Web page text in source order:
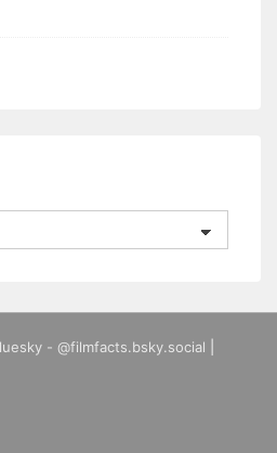
- @filmfacts.bsky.social